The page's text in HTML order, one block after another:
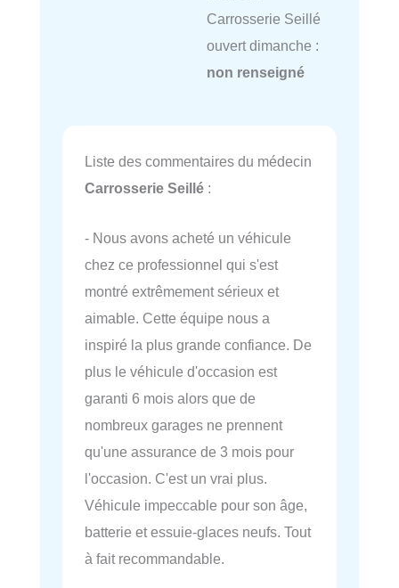
Carrosserie Seillé
ouvert dimanche :
non renseigné
Liste des commentaires du médecin
Carrosserie Seillé :
- Nous avons acheté un véhicule
chez ce professionnel qui s'est
montré extrêmement sérieux et
aimable. Cette équipe nous a
inspiré la plus grande confiance. De
plus le véhicule d'occasion est
garanti 6 mois alors que de
nombreux garages ne prennent
qu'une assurance de 3 mois pour
l'occasion. C'est un vrai plus.
Véhicule impeccable pour son âge,
batterie et essuie-glaces neufs. Tout
à fait recommandable.